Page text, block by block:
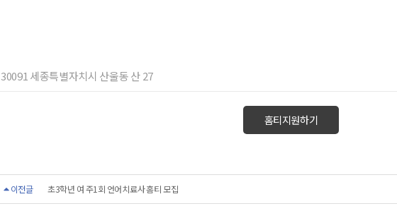
30091 세종특별자치시 산울동 산 27
홈티지원하기
이전글 초3학년 여 주1회 언어치료사 홈티 모집